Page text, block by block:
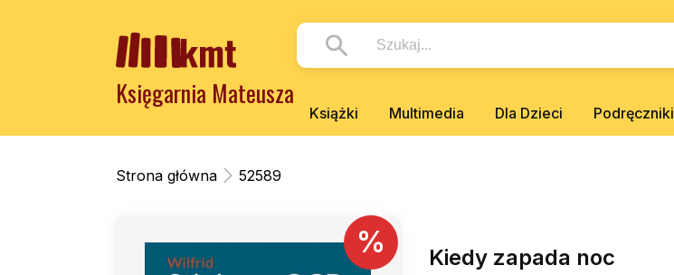
Księgarnia Mateusza
Książki Multimedia Dla Dzieci Podręczniki
Strona główna 52589
%
Kiedy zapada noc